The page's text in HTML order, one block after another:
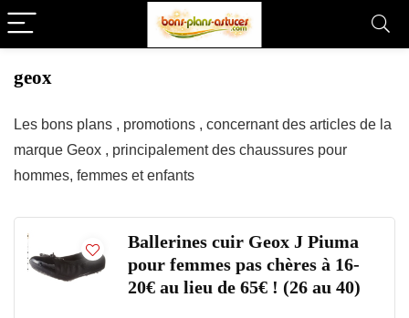
geox
Les bons plans , promotions , concernant des articles de la
marque Geox , principalement des chaussures pour
hommes, femmes et enfants
Ballerines cuir Geox J Piuma
pour femmes pas chères à 16-
20€ au lieu de 65€ ! (26 au 40)